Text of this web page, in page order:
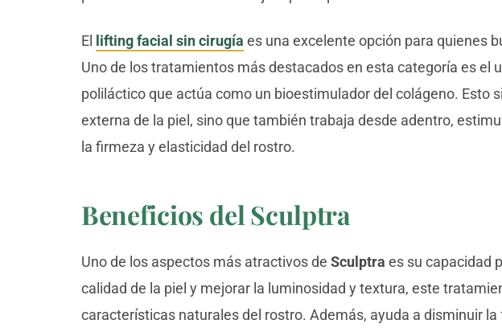
El lifting facial sin cirugía es una excelente opción para quienes
Uno de los tratamientos más destacados en esta categoría es el
poliláctico que actúa como un bioestimulador del colágeno. Esto
externa de la piel, sino que también trabaja desde adentro,
la firmeza y elasticidad del rostro.
Beneficios del Sculptra
Uno de los aspectos más atractivos de Sculptra es su capacidad
calidad de la piel y mejorar la luminosidad y textura, este
características naturales del rostro. Además, ayuda a disminuir